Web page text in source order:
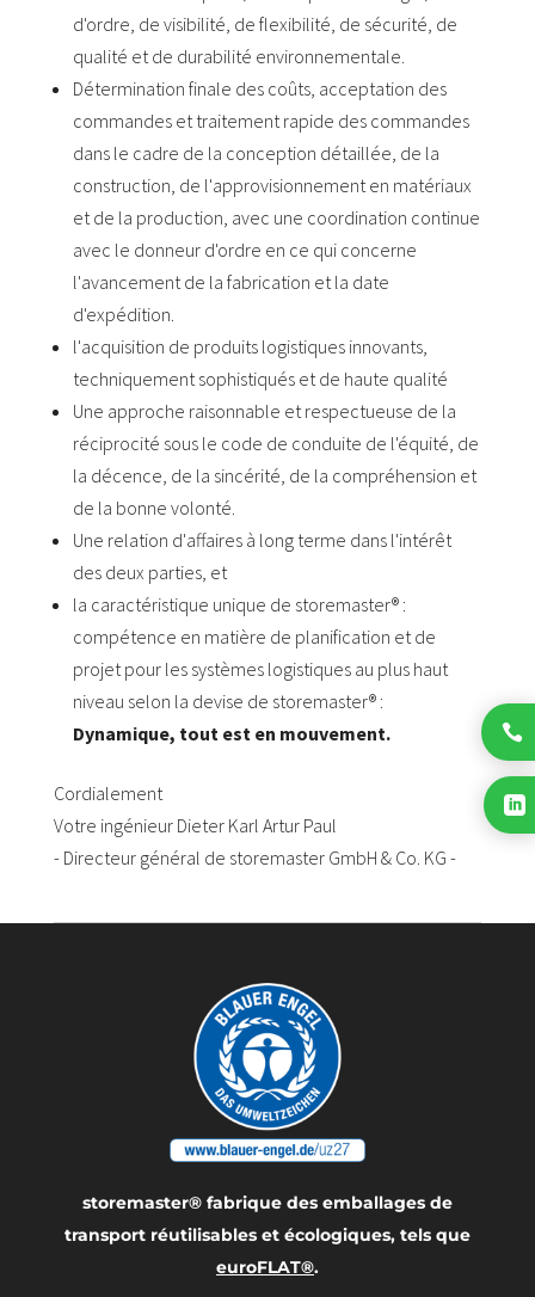
d'ordre, de visibilité, de flexibilité, de sécurité, de
qualité et de durabilité environnementale.
Détermination finale des coûts, acceptation des
commandes et traitement rapide des commandes
dans le cadre de la conception détaillée, de la
construction, de l'approvisionnement en matériaux
et de la production, avec une coordination continue
avec le donneur d'ordre en ce qui concerne
l'avancement de la fabrication et la date
d'expédition.
l'acquisition de produits logistiques innovants,
techniquement sophistiqués et de haute qualité
Une approche raisonnable et respectueuse de la
réciprocité sous le code de conduite de l'équité, de
la décence, de la sincérité, de la compréhension et
de la bonne volonté.
Une relation d'affaires à long terme dans l'intérêt
des deux parties, et
la caractéristique unique de storemaster® :
compétence en matière de planification et de
projet pour les systèmes logistiques au plus haut
niveau selon la devise de storemaster® :
Dynamique, tout est en mouvement.
Cordialement
Votre ingénieur Dieter Karl Artur Paul
- Directeur général de storemaster GmbH & Co. KG -
storemaster® fabrique des emballages de
transport réutilisables et écologiques, tels que
euroFLAT®.

